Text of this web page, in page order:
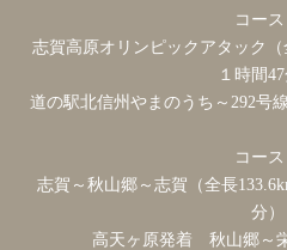
コース
志賀高原オリンピックアタック（
１時間47
道の駅北信州やまのうち～292号
コース
志賀～秋山郷～志賀（全長
分）
高天ヶ原発着 秋山郷～